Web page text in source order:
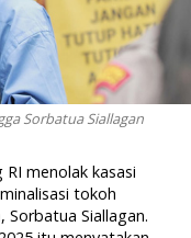
Sorbatua Siallagan
RI menolak kasasi
tokoh
Siallagan.